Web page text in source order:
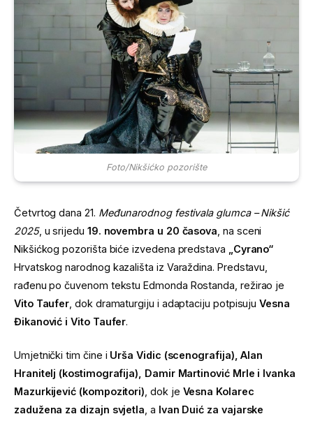
Foto/Nikšićko pozorište
Četvrtog dana 21. Međunarodnog festivala glumca – Nikšić
2025, u srijedu 19. novembra u 20 časova , na sceni
Nikšićkog pozorišta biće izvedena predstava
„Cyrano“
Hrvatskog narodnog kazališta iz Varaždina. Predstavu,
rađenu po čuvenom tekstu Edmonda Rostanda, režirao je
Vito Taufer , dok dramaturgiju i adaptaciju potpisujuVesna
Đikanović i Vito Taufer.
Umjetnički tim čine i Urša Vidic (scenografija), Alan
Hranitelj (kostimografija), Damir Martinović Mrle i Ivanka
Mazurkijević (kompozitori), dok je Vesna Kolarec
zadužena za dizajn svjetla, a Ivan Duić za vajarske